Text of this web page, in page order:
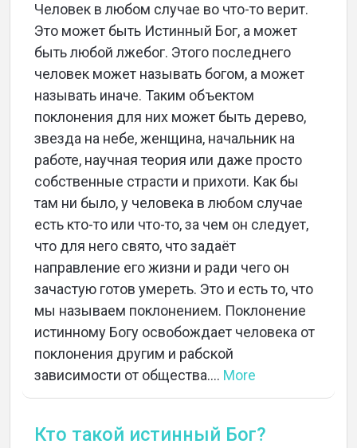
Home
About
Человек в любом случае во что-то верит.
Это может быть Истинный Бог, а может
быть любой лжебог. Этого последнего
человек может называть богом, а может
называть иначе. Таким объектом
поклонения для них может быть дерево,
звезда на небе, женщина, начальник на
работе, научная теория или даже просто
собственные страсти и прихоти. Как бы
там ни было, у человека в любом случае
есть кто-то или что-то, за чем он следует,
что для него свято, что задаёт
направление его жизни и ради чего он
зачастую готов умереть. Это и есть то, что
мы называем поклонением. Поклонение
истинному Богу освобождает человека от
поклонения другим и рабской
зависимости от общества.... More
Кто такой истинный Бог?